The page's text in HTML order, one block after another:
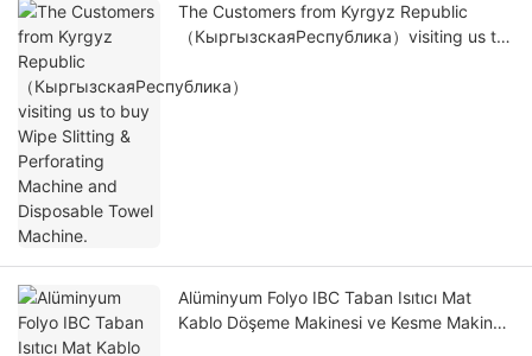
The Customers from Kyrgyz Republic
（КыргызскаяРеспублика）visiting us to
and Disposable Towel Machine.
Alüminyum Folyo IBC Taban Isıtıcı Mat
Kablo Döşeme Makinesi ve Kesme Makinesi